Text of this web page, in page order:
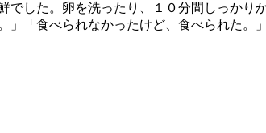
した。卵を洗ったり、１０分間しっかり
」「食べられなかったけど、食べられた。